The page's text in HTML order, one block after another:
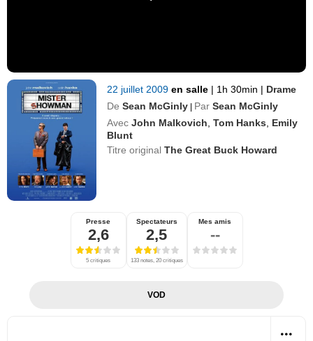
22 juillet 2009en salle | 1h 30min | Drame
De Sean McGinly | Par Sean McGinly
Avec John Malkovich ,Tom Hanks
Emily
Blunt
Titre originalThe Great Buck Howard
Presse
2,6
5 critiques
Spectateurs
2,5
133 notes, 20 critiques
Mes amis
--
VOD